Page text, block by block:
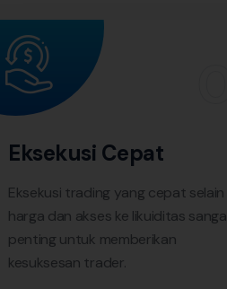
Eksekusi Cepat
Eksekusi trading yang cepat selain
harga dan akses ke likuiditas
penting untuk memberikan
kesuksesan trader.